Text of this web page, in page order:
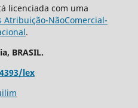
licenciada com uma
Atribuição-NãoComercial-
.
BRASIL.
lex